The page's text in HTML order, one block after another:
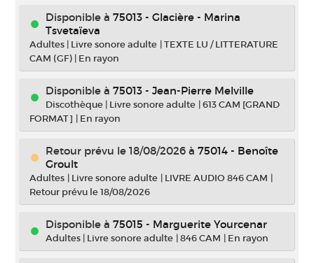
Disponible à 75013 - Glacière - Marina
Tsvetaïeva
Adultes | Livre sonore adulte |TEXTE LU / LITTERATURE
CAM (GF) | En rayon
Disponible à 75013 - Jean-Pierre Melville
Discothèque | Livre sonore adulte |613 CAM [GRAND
FORMAT] | En rayon
Retour prévu le 18/08/2026 à 75014 - Benoîte
Groult
Adultes | Livre sonore adulte | LIVRE AUDIO 846 CAM |
Retour prévu le 18/08/2026
Disponible à 75015 - Marguerite Yourcenar
Adultes | Livre sonore adulte |846 CAM | En rayon